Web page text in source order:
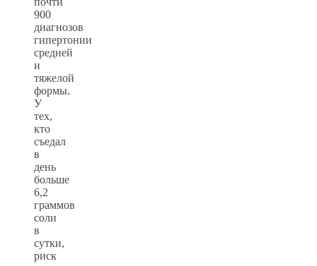
900
диагнозов
гипертонии
средней
и
тяжелой
формы.
У
тех,
кто
съедал
в
день
больше
6,2
граммов
соли
в
сутки,
риск